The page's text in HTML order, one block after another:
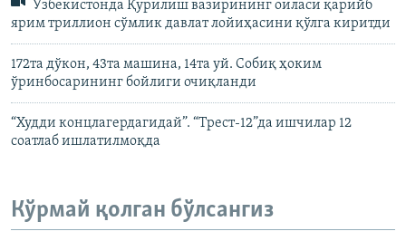
Ўзбекистонда Қурилиш вазирининг оиласи қарийб
ярим триллион сўмлик давлат лойиҳасини қўлга киритди
172та дўкон, 43та машина, 14та уй. Собиқ ҳоким
ўринбосарининг бойлиги очиқланди
“Худди концлагердагидай”. “Трест-12”да ишчилар 12
соатлаб ишлатилмоқда
Кўрмай қолган бўлсангиз